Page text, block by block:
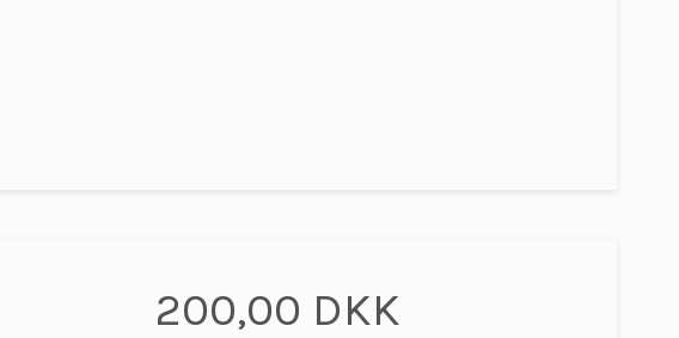
200,00 DKK